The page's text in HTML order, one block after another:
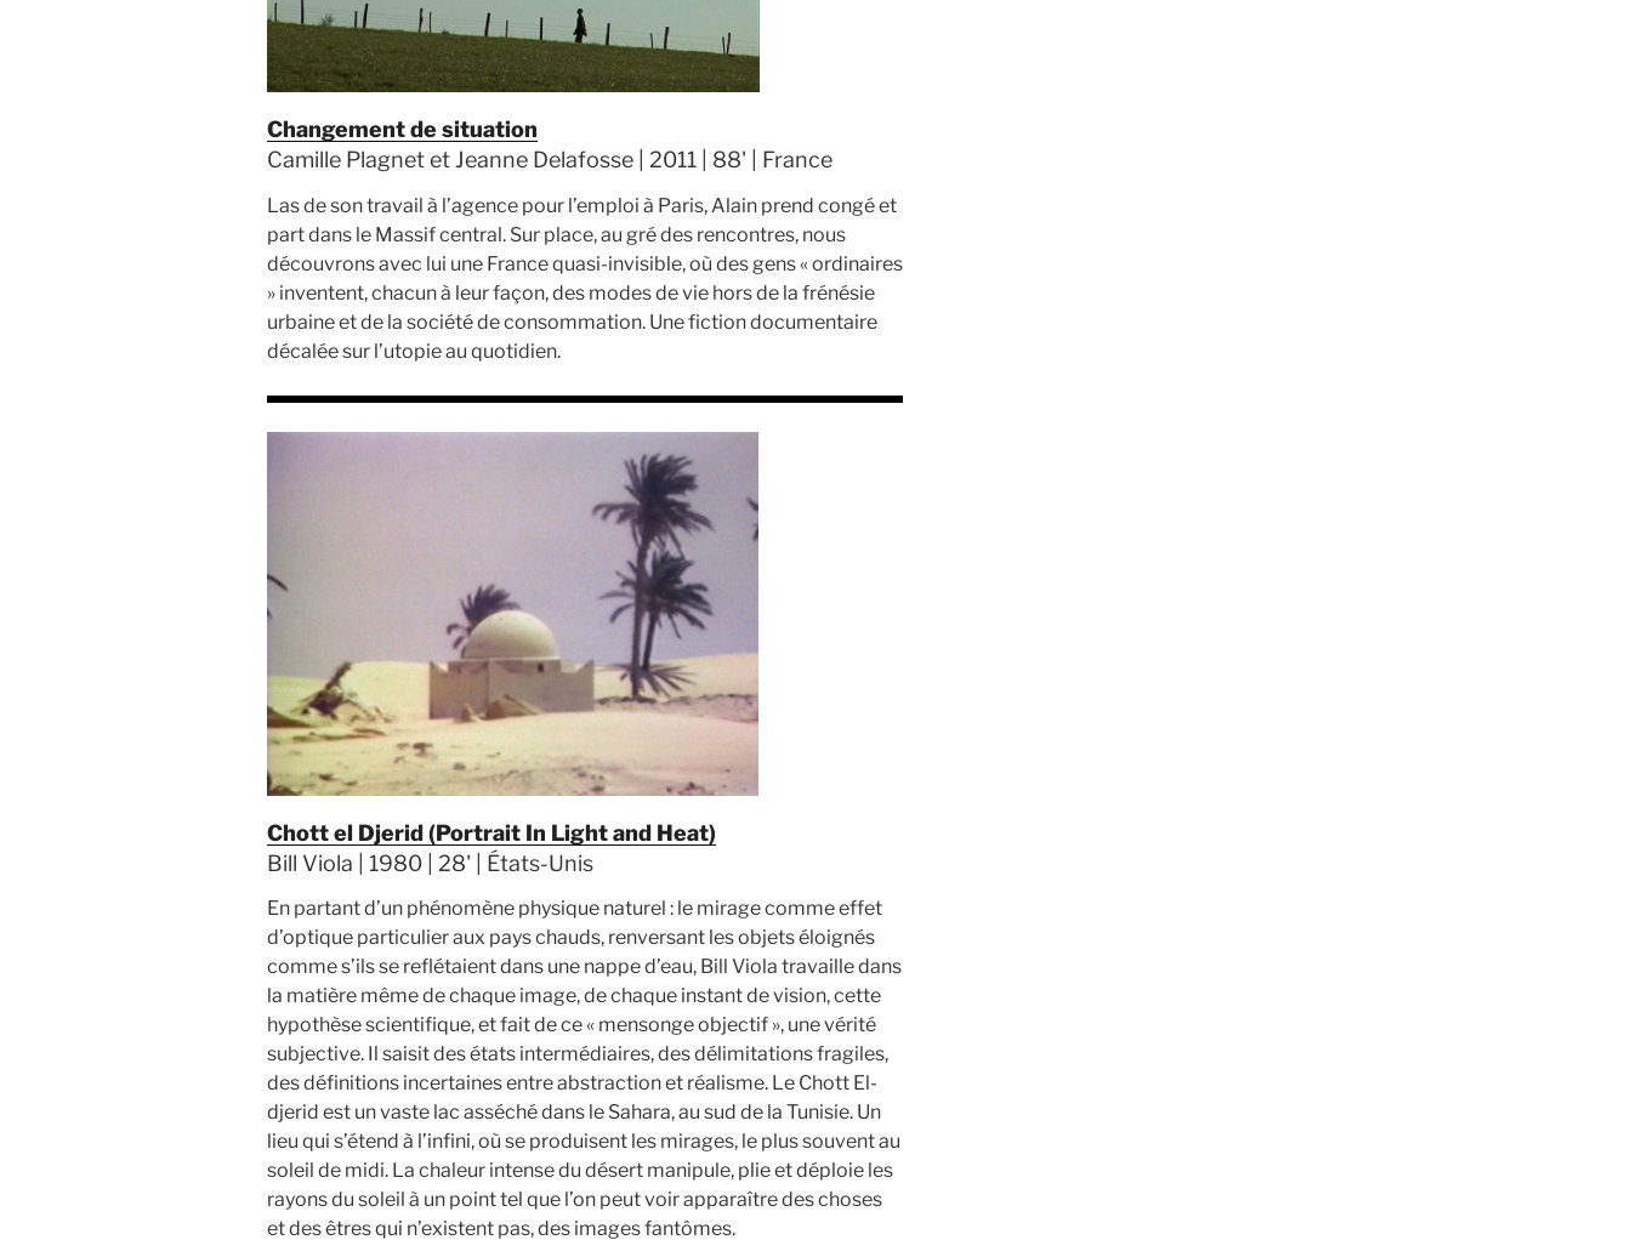
Changement de situation
Camille Plagnet et Jeanne Delafosse | 2011 | 88' | France
Las de son travail à l’agence pour l’emploi à Paris, Alain prend congé et
part dans le Massif central. Sur place, au gré des rencontres, nous
découvrons avec lui une France quasi-invisible, où des gens « ordinaires
» inventent, chacun à leur façon, des modes de vie hors de la frénésie
urbaine et de la société de consommation. Une fiction documentaire
décalée sur l’utopie au quotidien.
Chott el Djerid (Portrait In Light and Heat)
Bill Viola | 1980 | 28' | États-Unis
En partant d’un phénomène physique naturel : le mirage comme effet
d’optique particulier aux pays chauds, renversant les objets éloignés
comme s’ils se reflétaient dans une nappe d’eau, Bill Viola travaille dans
la matière même de chaque image, de chaque instant de vision, cette
hypothèse scientifique, et fait de ce « mensonge objectif », une vérité
subjective. Il saisit des états intermédiaires, des délimitations fragiles,
des définitions incertaines entre abstraction et réalisme. Le Chott El-
djerid est un vaste lac asséché dans le Sahara, au sud de la Tunisie. Un
lieu qui s’étend à l’infini, où se produisent les mirages, le plus souvent au
soleil de midi. La chaleur intense du désert manipule, plie et déploie les
rayons du soleil à un point tel que l’on peut voir apparaître des choses
et des êtres qui n’existent pas, des images fantômes.